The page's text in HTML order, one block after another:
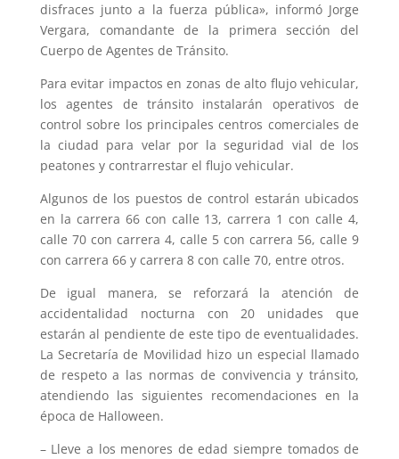
disfraces junto a la fuerza pública», informó Jorge
Vergara, comandante de la primera sección del
Cuerpo de Agentes de Tránsito.
Para evitar impactos en zonas de alto flujo vehicular,
los agentes de tránsito instalarán operativos de
control sobre los principales centros comerciales de
la ciudad para velar por la seguridad vial de los
peatones y contrarrestar el flujo vehicular.
Algunos de los puestos de control estarán ubicados
en la carrera 66 con calle 13, carrera 1 con calle 4,
calle 70 con carrera 4, calle 5 con carrera 56, calle 9
con carrera 66 y carrera 8 con calle 70, entre otros.
De igual manera, se reforzará la atención de
accidentalidad nocturna con 20 unidades que
estarán al pendiente de este tipo de eventualidades.
La Secretaría de Movilidad hizo un especial llamado
de respeto a las normas de convivencia y tránsito,
atendiendo las siguientes recomendaciones en la
época de Halloween.
– Lleve a los menores de edad siempre tomados de